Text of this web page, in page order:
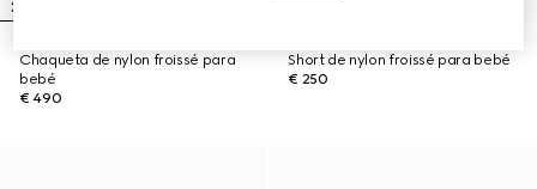
Chaqueta de nylon froissé para
bebé
€ 490
Short de nylon froissé para bebé
€ 250